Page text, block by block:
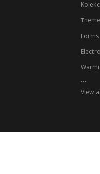
...
View